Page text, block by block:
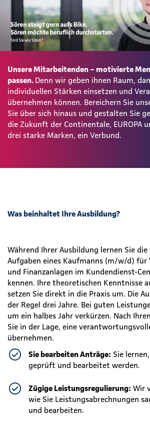
Unsere Mitarbeitenden – motivierte
passen. Denn wir geben ihnen Raum,
individuellen Stärken einsetzen und
übernehmen können. Bereichern Sie
Sie über sich hinaus und gestalten Sie
die Zukunft der Continentale, EUROPA
drei starke Marken, ein Verbund.
Was beinhaltet Ihre Ausbildung?
Während Ihrer Ausbildung lernen Sie
Aufgaben eines Kaufmanns (m/w/d) für
und Finanzanlagen im Kundendienst-
kennen. Ihre theoretischen Kenntnisse
setzen Sie direkt in die Praxis um. Die
der Regel drei Jahre. Bei guten
um ein halbes Jahr verkürzen. Nach
Sie in der Lage, eine
übernehmen.
Sie bearbeiten Anträge: Sie
geprüft und bearbeitet werden.
Zügige Leistungsregulierung: Wir
wie Sie Leistungsabrechnungen
und bearbeiten.